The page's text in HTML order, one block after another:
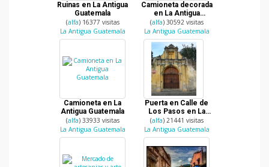
Ruinas en La Antigua
Guatemala
(alfa) 16377 visitas
La Antigua Guatemala
Camioneta decorada
en La Antigua
Guatemala
(alfa) 30592 visitas
La Antigua Guatemala
Camioneta en La
Antigua Guatemala
(alfa) 33933 visitas
La Antigua Guatemala
Puerta en Calle de
Los Pasos en La
Antigua Guatemala
(alfa) 21441 visitas
La Antigua Guatemala